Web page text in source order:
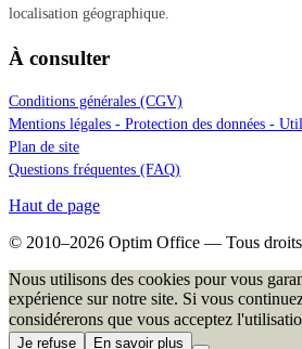
localisation géographique.
À consulter
Conditions générales (CGV)
Mentions légales - Protection des données -
Plan de site
Questions fréquentes (FAQ)
Haut de page
© 2010–2026 Optim Office — Tous droits
Nous utilisons des cookies pour vous
expérience sur notre site. Si vous
considérerons que vous acceptez
Je refuse
En savoir plus